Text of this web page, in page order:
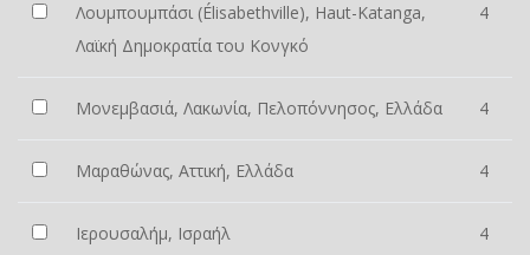
Λουμπουμπάσι (Élisabethville), Haut-Katanga,
Λαϊκή Δημοκρατία του Κονγκό
4
Μονεμβασιά, Λακωνία, Πελοπόννησος, Ελλάδα 4
Μαραθώνας, Αττική, Ελλάδα 4
Ιερουσαλήμ, Ισραήλ 4